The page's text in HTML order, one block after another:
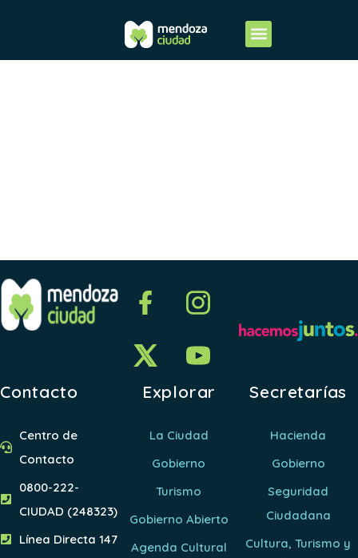
Contacto
Centro de
Contacto
0800-222-
CIUDAD (248323)
Línea Directa 147
Explorar
La Ciudad
Gobierno
Turismo
Gobierno Abierto
Agenda Cultural
Secretarías
Hacienda
Gobierno
Seguridad
Ciudadana
Cultura, Turismo y